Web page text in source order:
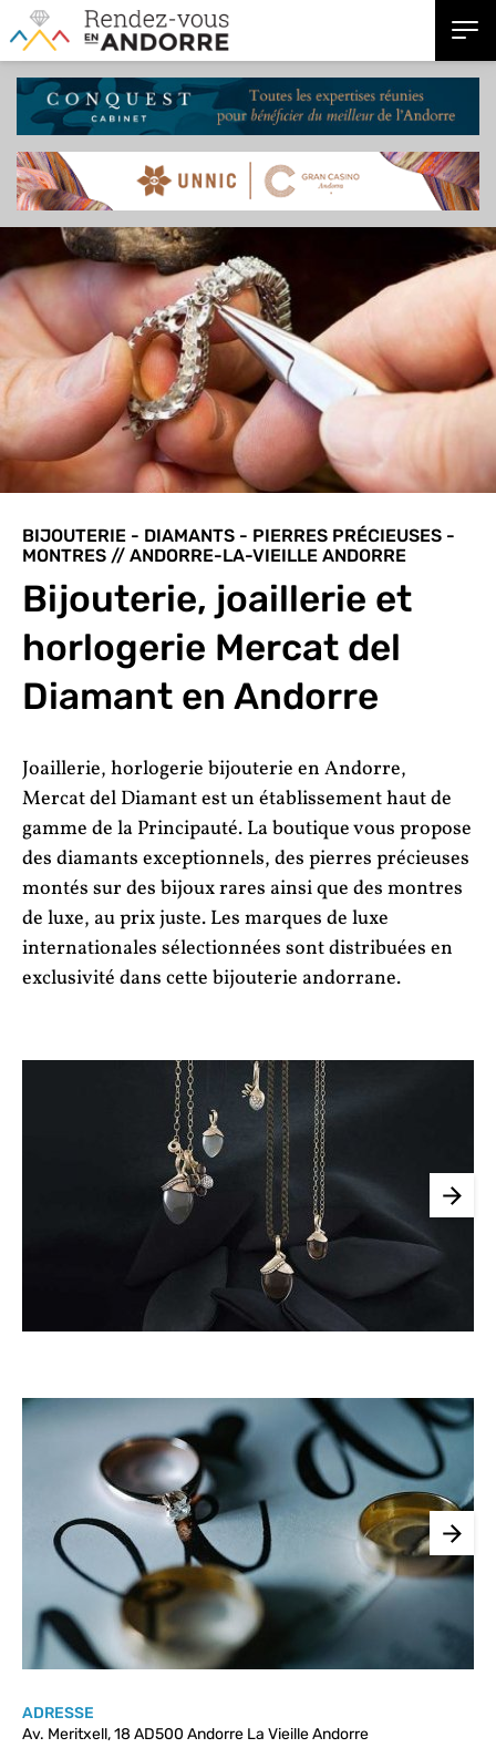
BIJOUTERIE - DIAMANTS - PIERRES PRÉCIEUSES -
MONTRES // ANDORRE-LA-VIEILLE ANDORRE
Bijouterie, joaillerie et
horlogerie Mercat del
Diamant en Andorre
Joaillerie, horlogerie bijouterie en Andorre,
Mercat del Diamant est un établissement haut de
gamme de la Principauté. La boutique vous propose
des diamants exceptionnels, des pierres précieuses
montés sur des bijoux rares ainsi que des montres
de luxe, au prix juste. Les marques de luxe
internationales sélectionnées sont distribuées en
exclusivité dans cette bijouterie andorrane.
ADRESSE
Av. Meritxell, 18 AD500 Andorre La Vieille Andorre